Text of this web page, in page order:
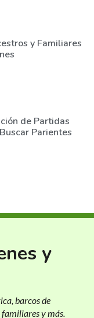
y Familiares
de Partidas
Parientes
y
barcos de
y más.